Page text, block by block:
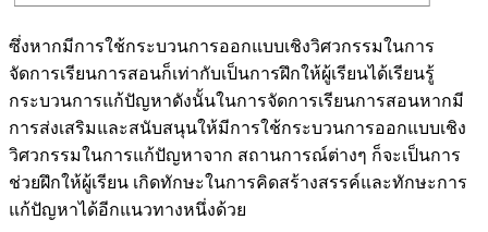
ซึ่งหากมีการใช้กระบวนการออกแบบเชิงวิศวกรรมในการ
จัดการเรียนการสอนก็เท่ากับเป็นการฝึกให้ผู้เรียนได้เรียนรู้
กระบวนการแก้ปัญหาดังนั้นในการจัดการเรียนการสอนหากมี
การส่งเสริมและสนับสนุนให้มีการใช้กระบวนการออกแบบเชิง
วิศวกรรมในการแก้ปัญหาจาก สถานการณ์ต่างๆ ก็จะเป็นการ
ช่วยฝึกให้ผู้เรียน เกิดทักษะในการคิดสร้างสรรค์และทักษะการ
แก้ปัญหาได้อีกแนวทางหนึ่งด้วย